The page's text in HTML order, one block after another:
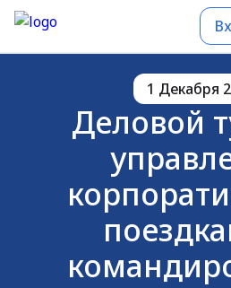
1 Декабря
Деловой